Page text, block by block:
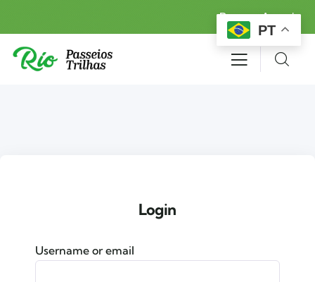
Reserva Agora!
Login
Username or email
PT